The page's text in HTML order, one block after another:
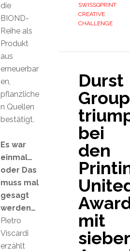
SWISSQPRINT
CREATIVE
CHALLENGE
Durst
Group
bei
den
mit
die
BIOND-
Reihe als
Produkt
aus
erneuerbar
en,
pflanzliche
n Quellen
bestätigt.
Es war
einmal…
oder Das
muss mal
gesagt
werden…
Pietro
Viscardi
erzählt